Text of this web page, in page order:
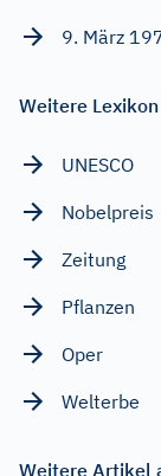
9. März
Weitere
UNESCO
Nobelpreis
Zeitung
Pflanzen
Oper
Welterbe
Weitere Artikel